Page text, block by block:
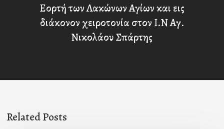
Εορτή των Λακώνων Αγίων και εις
διάκονον χειροτονία στον Ι.Ν Αγ.
Νικολάου Σπάρτης
Related Posts